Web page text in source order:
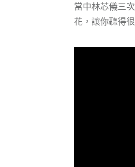
當中林芯儀三
花，讓你聽得